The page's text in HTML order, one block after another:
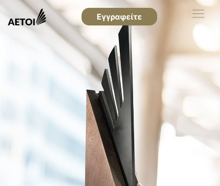
Εγγραφείτε